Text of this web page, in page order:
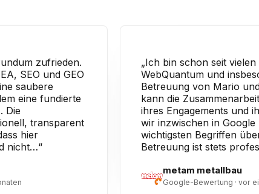
zufrieden.
SEO und GEO
saubere
eine fundierte
Die
transparent
hier
nicht…“
„Ich bin schon seit
WebQuantum und
Betreuung von Mario
kann die
ihres Engagements und
wir inzwischen in Google
wichtigsten Begriffen
Betreuung ist stets
metam metallbau
Google-Bewertung · vor